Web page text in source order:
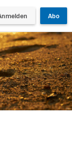
Abo